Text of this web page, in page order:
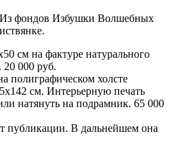
Из фондов Избушки Волшебных
см на фактуре натурального
000 руб.
полиграфическом холсте
см. Интерьерную печать
натянуть на подрамник. 65 000
публикации. В дальнейшем она